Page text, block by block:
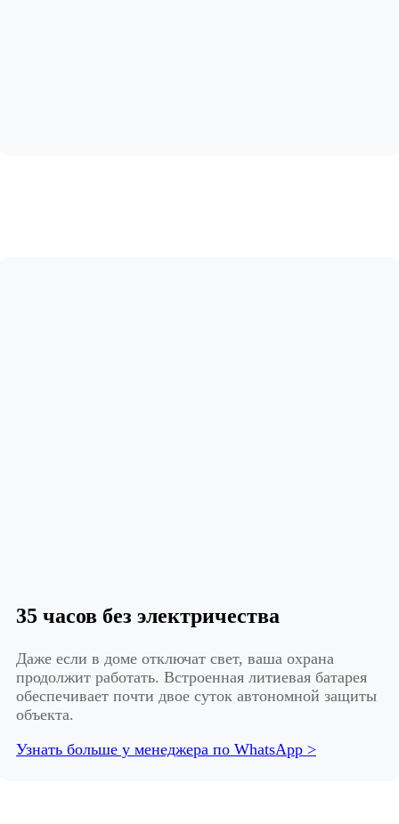
35 часов без электричества
Даже если в доме отключат свет, ваша охрана
продолжит работать. Встроенная литиевая батарея
обеспечивает почти двое суток автономной защиты
объекта.
Узнать больше у менеджера по WhatsApp >